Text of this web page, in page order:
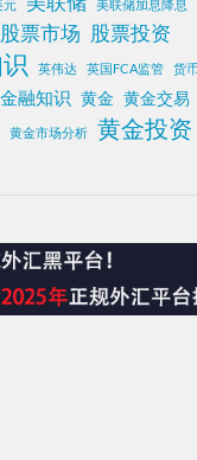
元 美联储加息降息
股票市场 股票投资
英伟达 英国FCA监管 货
金融知识 黄金 黄金交易
黄金市场分析 黄金投资